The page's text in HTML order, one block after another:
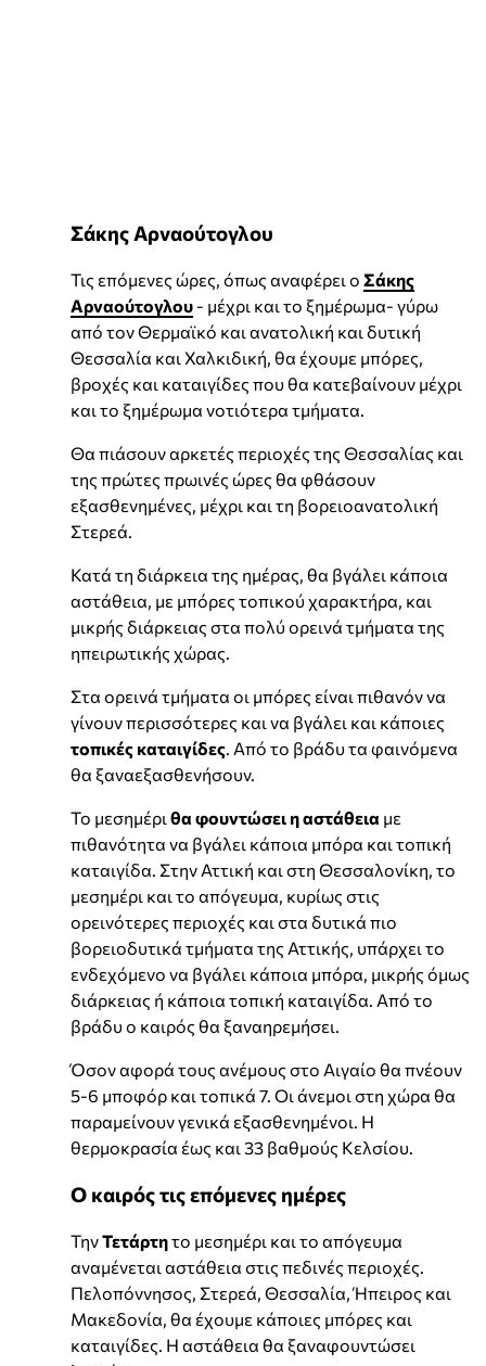
Σάκης Αρναούτογλου
Τις επόμενες ώρες, όπως αναφέρει ο Σάκης
Αρναούτογλου - μέχρι και το ξημέρωμα- γύρω
από τον Θερμαϊκό και ανατολική και δυτική
Θεσσαλία και Χαλκιδική, θα έχουμε μπόρες,
βροχές και καταιγίδες που θα κατεβαίνουν μέχρι
και το ξημέρωμα νοτιότερα τμήματα.
Θα πιάσουν αρκετές περιοχές της Θεσσαλίας και
της πρώτες πρωινές ώρες θα φθάσουν
εξασθενημένες, μέχρι και τη βορειοανατολική
Στερεά.
Κατά τη διάρκεια της ημέρας, θα βγάλει κάποια
αστάθεια, με μπόρες τοπικού χαρακτήρα, και
μικρής διάρκειας στα πολύ ορεινά τμήματα της
ηπειρωτικής χώρας.
Στα ορεινά τμήματα οι μπόρες είναι πιθανόν να
γίνουν περισσότερες και να βγάλει και κάποιες
τοπικές καταιγίδες . Από το βράδυ τα φαινόμενα
θα ξαναεξασθενήσουν.
Το μεσημέρι θα φουντώσει η αστάθεια με
πιθανότητα να βγάλει κάποια μπόρα και τοπική
καταιγίδα. Στην Αττική και στη Θεσσαλονίκη, το
μεσημέρι και το απόγευμα, κυρίως στις
ορεινότερες περιοχές και στα δυτικά πιο
βορειοδυτικά τμήματα της Αττικής, υπάρχει το
ενδεχόμενο να βγάλει κάποια μπόρα, μικρής όμως
διάρκειας ή κάποια τοπική καταιγίδα. Από το
βράδυ ο καιρός θα ξαναηρεμήσει.
Όσον αφορά τους ανέμους στο Αιγαίο θα πνέουν
5-6 μποφόρ και τοπικά 7. Οι άνεμοι στη χώρα θα
παραμείνουν γενικά εξασθενημένοι. Η
θερμοκρασία έως και 33 βαθμούς Κελσίου.
Ο καιρός τις επόμενες ημέρες
ΤηνΤετάρτητο μεσημέρι και το απόγευμα
αναμένεται αστάθεια στις πεδινές περιοχές.
Πελοπόννησος, Στερεά, Θεσσαλία, Ήπειρος και
Μακεδονία, θα έχουμε κάποιες μπόρες και
καταιγίδες. Η αστάθεια θα ξαναφουντώσει